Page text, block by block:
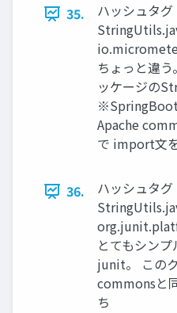
35.
ハッシュタ
ちょっと違
ッケージの
※SpringBoot
Apache
で import文
36.
ハッシュタ
とてもシン
junit。 この
commonsと
ち